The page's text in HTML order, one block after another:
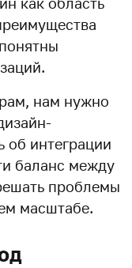
нам нужно
об интеграции
баланс между
проблемы
масштабе.